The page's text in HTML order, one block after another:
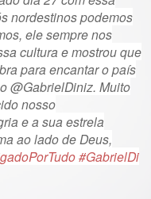
nordestinos podemos
ele sempre nos
cultura e mostrou que
para encantar o país
@GabrielDiniz. Muito
nosso
e a sua estrela
ao lado de Deus,
#GabrielDi